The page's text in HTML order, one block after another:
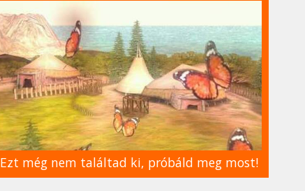
Ezt még nem találtad ki, próbáld meg most!